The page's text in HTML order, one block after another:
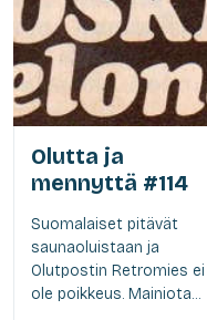
Olutta ja
mennyttä #114
Suomalaiset pitävät
saunaoluistaan ja
Olutpostin Retromies ei
ole poikkeus. Mainiota...